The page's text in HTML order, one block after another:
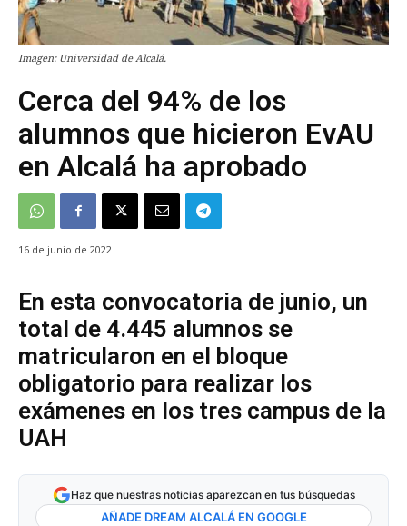
Imagen: Universidad de Alcalá.
Cerca del 94% de los
alumnos que hicieron EvAU
en Alcalá ha aprobado
16 de junio de 2022
En esta convocatoria de junio, un
total de 4.445 alumnos se
matricularon en el bloque
obligatorio para realizar los
exámenes en los tres campus de la
UAH
Haz que nuestras noticias aparezcan en tus búsquedas
AÑADE DREAM ALCALÁ EN GOOGLE